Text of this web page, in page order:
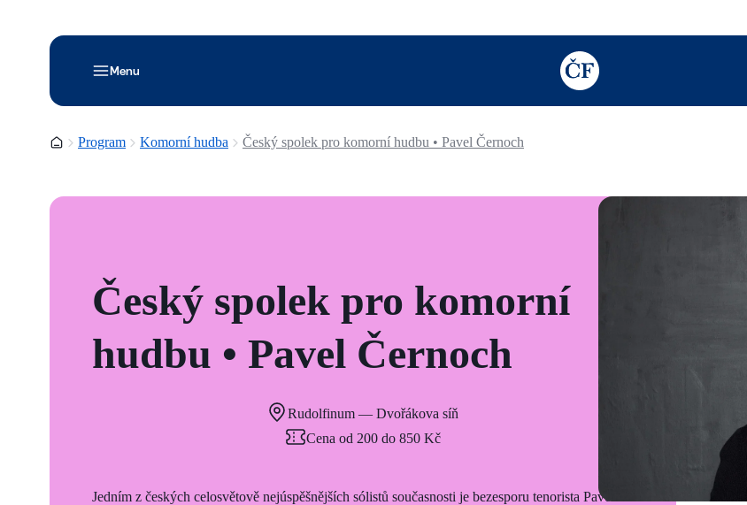
Menu
TODO: Add description for reader
Domovská stránka
Program Komorní hudba Český spolek pro komorní hudbu • Pavel Černoch
Český spolek pro komorní
hudbu • Pavel Černoch
Rudolfinum — Dvořákova síň
Cena od 200 do 850 Kč
Jedním z českých celosvětově nejúspěšnějších sólistů současnosti je bezesporu tenorista Pavel